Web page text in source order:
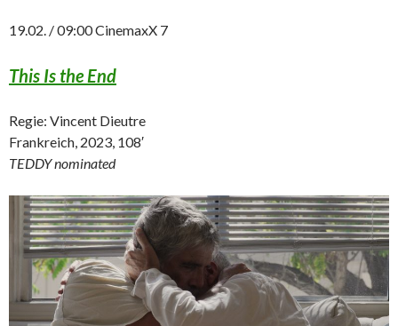
19.02. / 09:00 CinemaxX 7
This Is the End
Regie: Vincent Dieutre
Frankreich, 2023, 108′
TEDDY nominated